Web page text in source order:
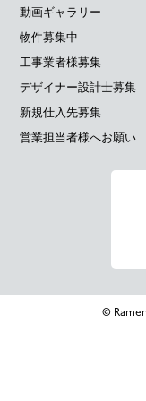
動画ギャラリー
物件募集中
工事業者様募集
デザイナー設計士募集
新規仕入先募集
営業担当者様へお願い
©